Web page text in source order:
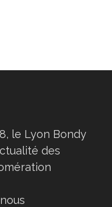
le Lyon Bondy
des